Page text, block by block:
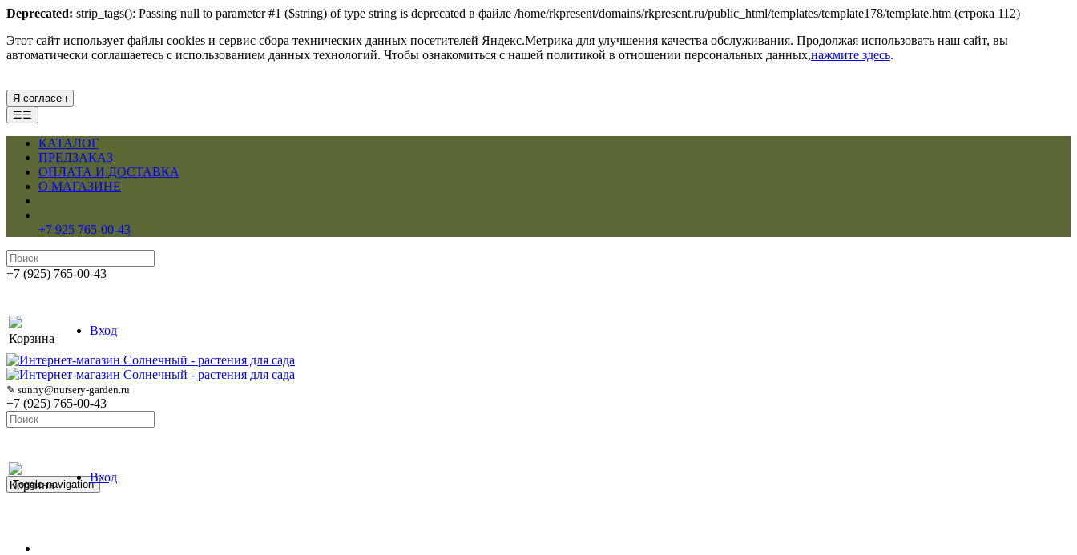
Deprecated: strip_tags(): Passing null to parameter #1 ($string) of type string is deprecated в файле /home/rkpresent/domains/rkpresent.ru/public_html/templates/template178/template.htm (строка 112)
Этот сайт использует файлы cookies и сервис сбора технических данных посетителей Яндекс.Метрика для улучшения качества обслуживания. Продолжая использовать наш сайт, вы
автоматически соглашаетесь с использованием данных технологий. Чтобы ознакомиться с нашей политикой в отношении персональных данных,нажмите здесь.
Я согласен
☰☰
КАТАЛОГ
ПРЕДЗАКАЗ
ОПЛАТА И ДОСТАВКА
О МАГАЗИНЕ
+7 925 765-00-43
+7 (925) 765-00-43
Корзина
Вход
✎ sunny@nursery-garden.ru
+7 (925) 765-00-43
Корзина
Вход
Toggle navigation